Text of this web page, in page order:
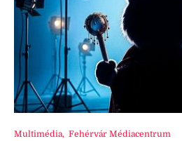
Multimédia, Fehérvár Médiacentrum